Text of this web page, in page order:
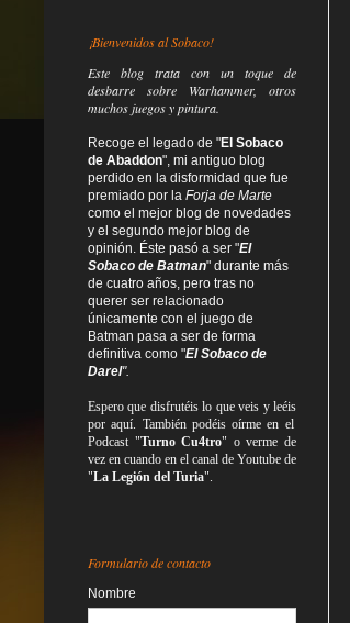
¡Bienvenidos al Sobaco!
Este blog trata con un toque de
desbarre sobre Warhammer, otros
muchos juegos y pintura.
Recoge el legado de "El Sobaco
de Abaddon", mi antiguo blog
perdido en la disformidad que fue
premiado por la Forja de Marte
como el mejor blog de novedades
y el segundo mejor blog de
opinión. Éste pasó a ser "El
Sobaco de Batman" durante más
de cuatro años, pero tras no
querer ser relacionado
únicamente con el juego de
Batman pasa a ser de forma
definitiva como "El Sobaco de
Darel".
Espero que disfrutéis lo queveis yleéis
por aquí. También podéis oírme en el
Podcast "Turno Cu4tro" o verme de
vez en cuando en el canal de Youtube de
"La Legión del Turia".
Formulario de contacto
Nombre